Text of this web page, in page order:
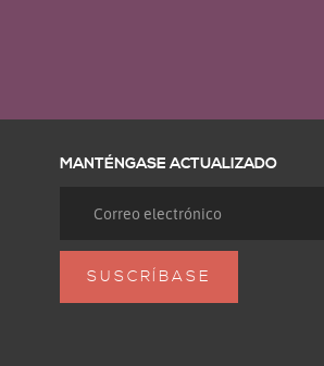
MANTÉNGASE ACTUALIZADO